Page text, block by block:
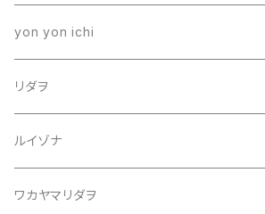
yon yon ichi
リダヲ
ルイゾナ
ワカヤマリダヲ